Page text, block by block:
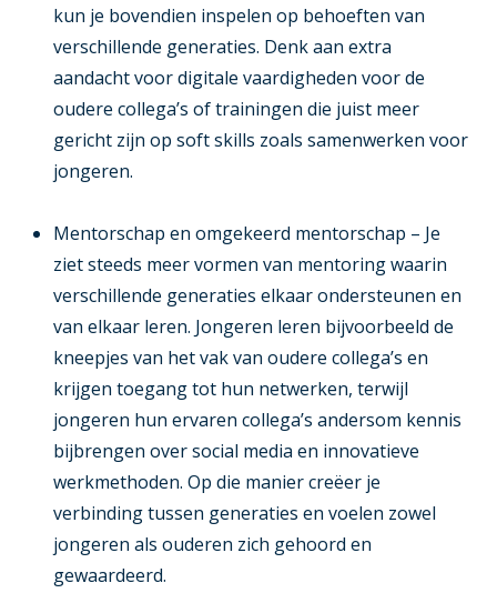
kun je bovendien inspelen op behoeften van
verschillende generaties. Denk aan extra
aandacht voor digitale vaardigheden voor de
oudere collega’s of trainingen die juist meer
gericht zijn op soft skills zoals samenwerken voor
jongeren.
Mentorschap en omgekeerd mentorschap – Je
ziet steeds meer vormen van mentoring waarin
verschillende generaties elkaar ondersteunen en
van elkaar leren. Jongeren leren bijvoorbeeld de
kneepjes van het vak van oudere collega’s en
krijgen toegang tot hun netwerken, terwijl
jongeren hun ervaren collega’s andersom kennis
bijbrengen over social media en innovatieve
werkmethoden. Op die manier creëer je
verbinding tussen generaties en voelen zowel
jongeren als ouderen zich gehoord en
gewaardeerd.